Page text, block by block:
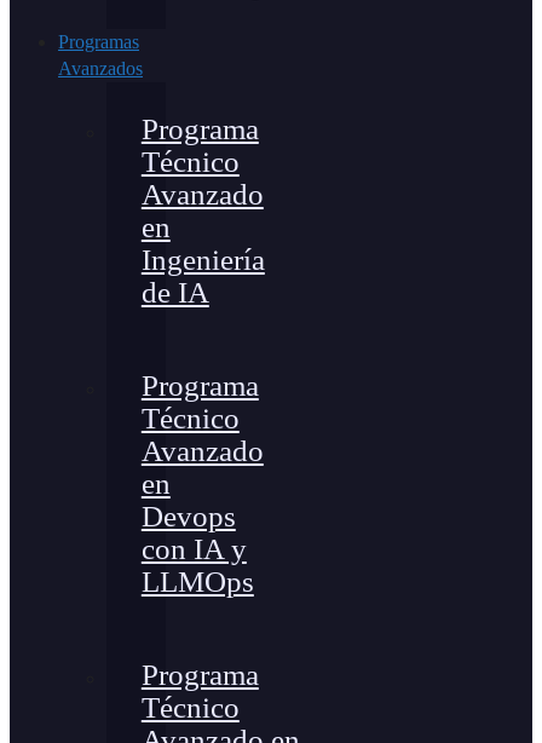
Programas
Avanzados
Programa
Técnico
Avanzado
en
Ingeniería
de IA
Programa
Técnico
Avanzado
en
Devops
con IA y
LLMOps
Programa
Técnico